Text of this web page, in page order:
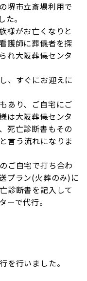
堺市立斎場利用で
。
様がお亡くなりと
護師に葬儀者を探
れ大阪葬儀センタ
、すぐにお迎えに
あり、ご自宅にご
は大阪葬儀センタ
死亡診断書もその
言う流れになりま
ご自宅で打ち合わ
プラン(火葬のみ)に
診断書を記入して
ーで代行。
を行いました。